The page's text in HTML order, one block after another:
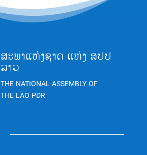
ສະພາແຫ່ງຊາດ ແຫ່ງ ສປປ
ລາວ
THE NATIONAL ASSEMBLY OF
THE LAO PDR